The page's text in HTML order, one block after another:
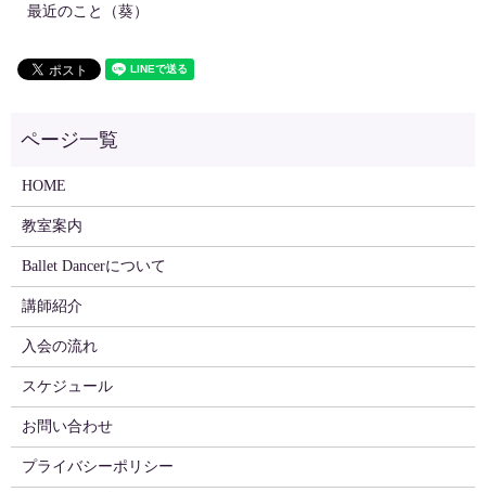
最近のこと（葵）
HOME
教室案内
Ballet Dancerについて
講師紹介
入会の流れ
スケジュール
お問い合わせ
プライバシーポリシー